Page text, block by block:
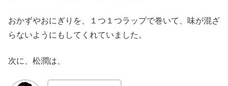
おかずやおにぎりを、１つ１つラップで巻いて、味が混ざ
らないようにもしてくれていました。
次に、松潤は、